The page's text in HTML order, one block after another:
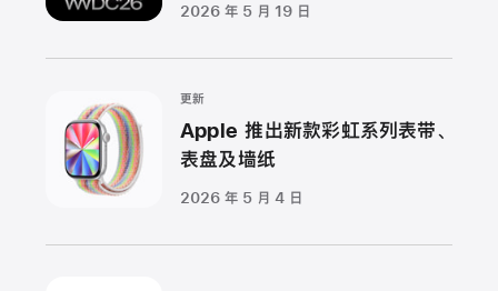
2026 年 5 月 19 日
更新
Apple 推出新款彩虹系列表带、
表盘及墙纸
2026 年 5 月 4 日